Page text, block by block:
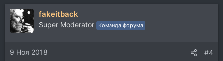
а
к
ц
и
и
:
fakeitback
Super Moderator Команда форума
9 Ноя 2018 #4